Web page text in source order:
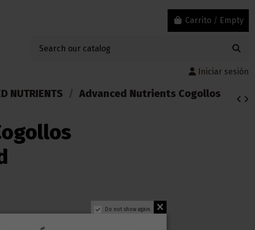
Carrito / Empty
Iniciar sesión
NUTRIENTS
Advanced Nutrients Cogollos
Do not show again.